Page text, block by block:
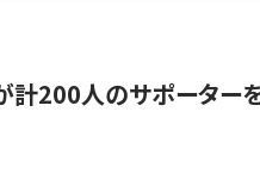
計200人のサポーター